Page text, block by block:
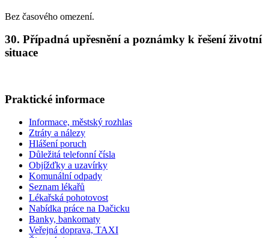
Bez časového omezení.
30. Případná upřesnění a poznámky k řešení životní
situace
Praktické informace
Informace, městský rozhlas
Ztráty a nálezy
Hlášení poruch
Důležitá telefonní čísla
Objížďky a uzavírky
Komunální odpady
Seznam lékařů
Lékařská pohotovost
Nabídka práce na Dačicku
Banky, bankomaty
Veřejná doprava, TAXI